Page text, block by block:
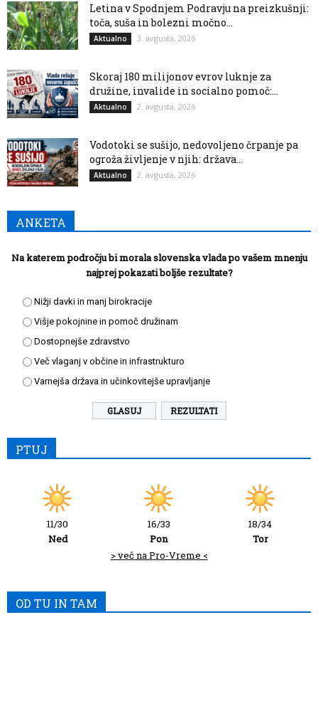
Letina v Spodnjem Podravju na preizkušnji:
toča, suša in bolezni močno...
Aktualno 3. avgusta, 2026
Skoraj 180 milijonov evrov luknje za
družine, invalide in socialno pomoč:...
Aktualno 2. avgusta, 2026
Vodotoki se sušijo, nedovoljeno črpanje pa
ogroža življenje v njih: država...
Aktualno 2. avgusta, 2026
ANKETA
Na katerem področju bi morala slovenska vlada po vašem mnenju
najprej pokazati boljše rezultate?
Nižji davki in manj birokracije
Višje pokojnine in pomoč družinam
Dostopnejše zdravstvo
Več vlaganj v občine in infrastrukturo
Varnejša država in učinkovitejše upravljanje
REZULTATI
PTUJ
11/30
Ned
16/33
Pon
18/34
Tor
> več na Pro-Vreme <
OD TU IN TAM